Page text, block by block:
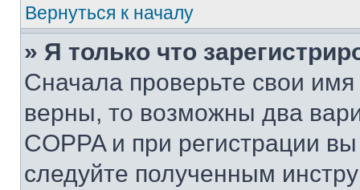
Вернуться к началу
» Я только что
Сначала проверьте свои
верны, то возможны два
COPPA и при регистрации
следуйте полученным